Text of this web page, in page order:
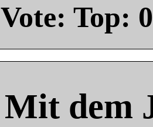
Vote: Top: 0
Mit dem